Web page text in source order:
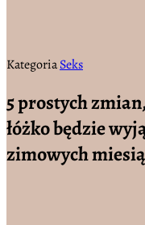
KategoriaSeks
5 prostych
łóżko będzie
zimowych